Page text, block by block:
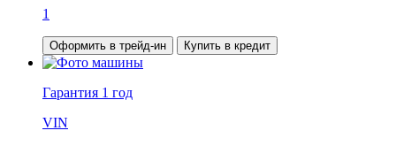
1
Оформить в трейд-ин Купить в кредит
Гарантия 1 год
VIN